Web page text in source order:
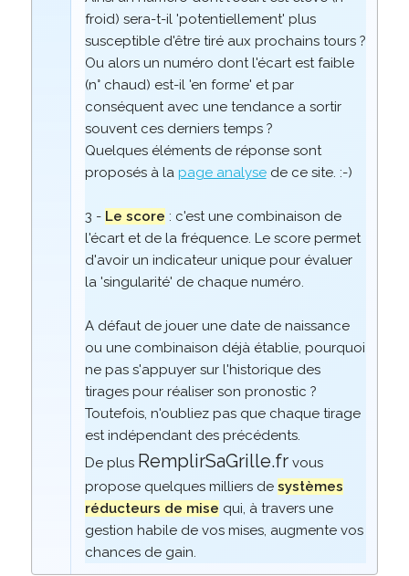
froid) sera-t-il 'potentiellement' plus
susceptible d'être tiré aux prochains tours ?
Ou alors un numéro dont l'écart est faible
(n° chaud) est-il 'en forme' et par
conséquent avec une tendance a sortir
souvent ces derniers temps ?
Quelques éléments de réponse sont
proposés à la page analysede ce site. :-)
3 - Le score : c'est une combinaison de
l'écart et de la fréquence. Le score permet
d'avoir un indicateur unique pour évaluer
la 'singularité' de chaque numéro.
A défaut de jouer une date de naissance
ou une combinaison déjà établie, pourquoi
ne pas s'appuyer sur l'historique des
tirages pour réaliser son pronostic ?
Toutefois, n'oubliez pas que chaque tirage
est indépendant des précédents.
De plus RemplirSaGrille.frvous
propose quelques milliers de systèmes
réducteurs de mise qui, à travers une
gestion habile de vos mises, augmente vos
chances de gain.